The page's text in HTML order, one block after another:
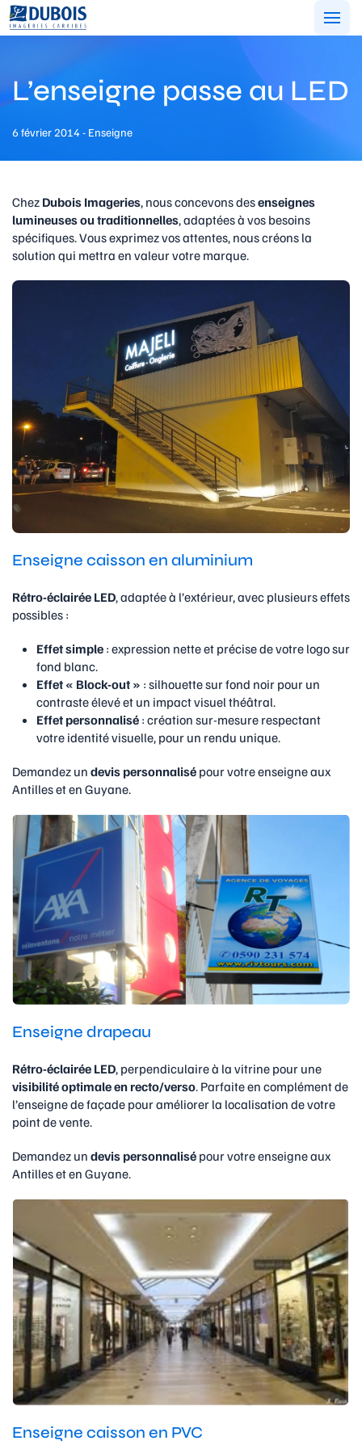
Aller
au
L’enseigne passe au LED
6 février 2014 - Enseigne
Chez Dubois Imageries, nous concevons desenseignes
lumineuses ou traditionnelles, adaptées à vos besoins
spécifiques. Vous exprimez vos attentes, nous créons la
solution qui mettra en valeur votre marque.
Enseigne caisson en aluminium
Rétro-éclairée LED, adaptée à l’extérieur, avec plusieurs effets
possibles :
Effet simple : expression nette et précise de votre logo sur
fond blanc.
Effet « Block-out » : silhouette sur fond noir pour un
contraste élevé et un impact visuel théâtral.
Effet personnalisé : création sur-mesure respectant
votre identité visuelle, pour un rendu unique.
Demandez un devis personnalisé pour votre enseigne aux
Antilles et en Guyane.
Enseigne drapeau
Rétro-éclairée LED, perpendiculaire à la vitrine pour une
visibilité optimale en recto/verso. Parfaite en complément de
l’enseigne de façade pour améliorer la localisation de votre
point de vente.
Demandez un devis personnalisé pour votre enseigne aux
Antilles et en Guyane.
Enseigne caisson en PVC